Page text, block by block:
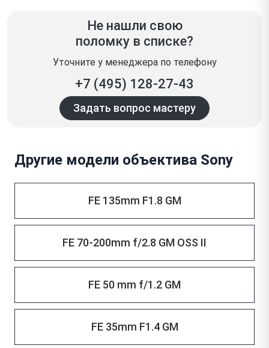
Не нашли свою
поломку в списке?
Уточните у менеджера по телефону
+7 (495) 128-27-43
Задать вопрос мастеру
Другие модели объектива Sony
FE 135mm F1.8 GM
FE 70-200mm f/2.8 GM OSS II
FE 50 mm f/1.2 GM
FE 35mm F1.4 GM